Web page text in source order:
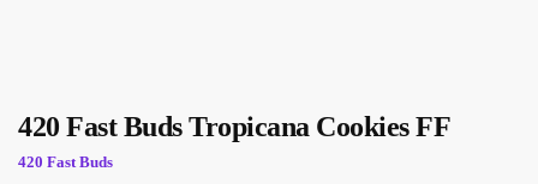
420 Fast Buds Tropicana Cookies FF
420 Fast Buds